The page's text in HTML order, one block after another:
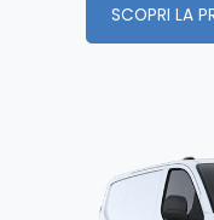
SCOPRI LA